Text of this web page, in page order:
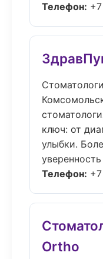
Телефон:
ключ: от
улыбки.
Телефон:
Ortho